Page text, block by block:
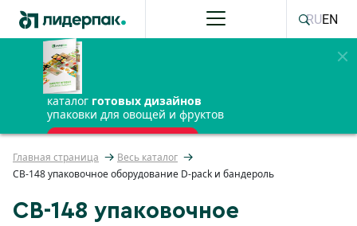
каталог готовых дизайнов
упаковки для овощей и фруктов
ПОЛУЧИТЬ БЕСПЛАТНО
RUEN
Главная страница
Весь каталог
CB-148 упаковочное оборудование D-pack и бандероль
CB-148 упаковочное